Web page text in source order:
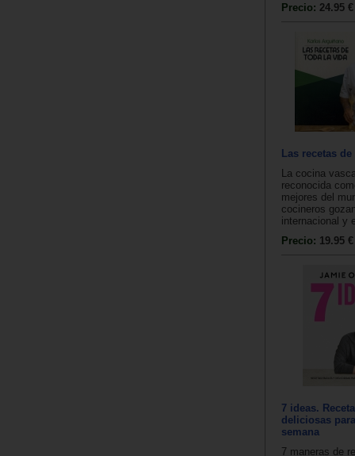
Precio: 24.95 €
Las recetas
La cocina
reconocida
mejores del
cocineros
internacional y
Precio: 19.95 €
7 ideas.
deliciosas
semana
7 maneras de